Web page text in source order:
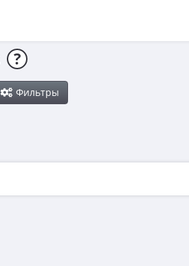
?
Фильтры